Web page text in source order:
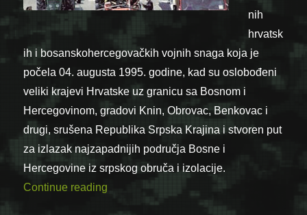
nih
hrvatsk
ih i bosanskohercegovačkih vojnih snaga koja je
počela 04. augusta 1995. godine, kad su oslobođeni
veliki krajevi Hrvatske uz granicu sa Bosnom i
Hercegovinom, gradovi Knin, Obrovac, Benkovac i
drugi, srušena Republika Srpska Krajina i stvoren put
za izlazak najzapadnijih područja Bosne i
Hercegovine iz srpskog obruča i izolacije.
Continue reading